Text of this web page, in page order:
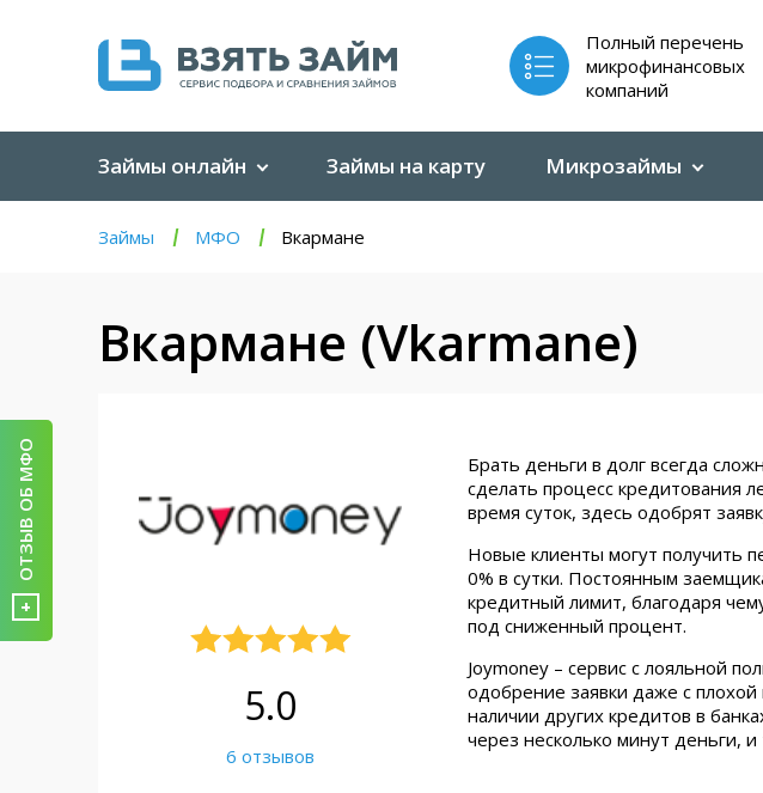
Полный перечень
микрофинансовых
компаний
Займы онлайн Займы на карту Микрозаймы
Займы МФО Вкармане
Вкармане (Vkarmane)
5.0
6 отзывов
Брать деньги в долг всегда
сделать процесс кредитования
время суток, здесь одобрят
Новые клиенты могут получить
0% в сутки. Постоянным
кредитный лимит, благодаря
под сниженный процент.
Joymoney – сервис с лояльной
одобрение заявки даже с
наличии других кредитов в
через несколько минут деньги,
+
ОТЗЫВ ОБ МФО